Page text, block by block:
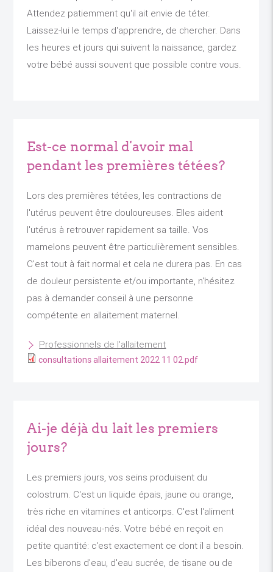
Attendez patiemment qu'il ait envie de téter.
Laissez-lui le temps d'apprendre, de chercher. Dans
les heures et jours qui suivent la naissance, gardez
votre bébé aussi souvent que possible contre vous.
Est-ce normal d'avoir mal
pendant les premières tétées?
Lors des premières tétées, les contractions de
l'utérus peuvent être douloureuses. Elles aident
l'utérus à retrouver rapidement sa taille. Vos
mamelons peuvent être particulièrement sensibles.
C'est tout à fait normal et cela ne durera pas. En cas
de douleur persistente et/ou importante, n'hésitez
pas à demander conseil à une personne
compétente en allaitement maternel.
Professionnels de l'allaitement
consultations allaitement 2022 11 02.pdf
Ai-je déjà du lait les premiers
jours?
Les premiers jours, vos seins produisent du
colostrum. C'est un liquide épais, jaune ou orange,
très riche en vitamines et anticorps. C'est l'aliment
idéal des nouveau-nés. Votre bébé en reçoit en
petite quantité: c'est exactement ce dont il a besoin.
Les biberons d'eau, d'eau sucrée, de tisane ou de